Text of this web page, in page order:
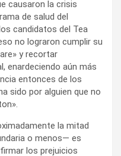
causaron la crisis
de salud del
candidatos del Tea
no lograron cumplir su
y recortar
enardeciendo aún más
entonces de los
sido por alguien que no
la mitad
o menos— es
los prejuicios